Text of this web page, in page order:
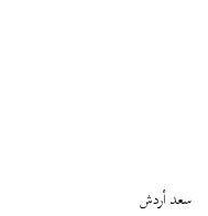
سعد أردش